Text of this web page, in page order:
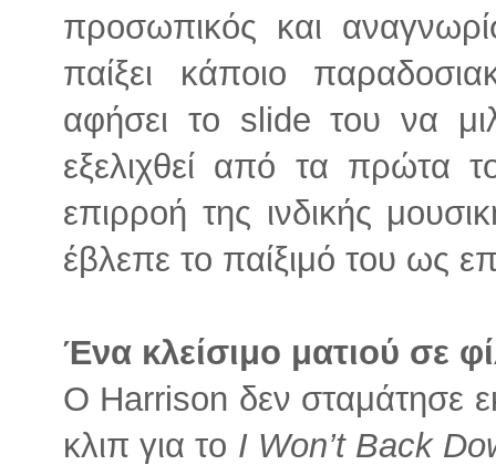
προσωπικός και
παίξει κάποιο
αφήσει το slide του να
εξελιχθεί από τα πρώτα
επιρροή της ινδικής
έβλεπε το παίξιμό του ως
Ένα κλείσιμο ματιού σε
Ο Harrison δεν σταμάτησε
κλιπ για το I Won’t Back